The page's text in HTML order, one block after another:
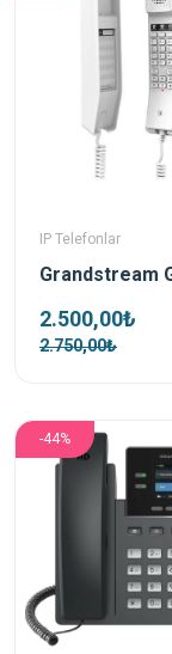
IP Telefonlar
2.500,00₺
2.750,00₺
-44%